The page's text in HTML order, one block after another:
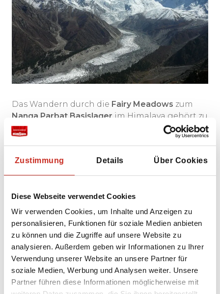
Zustimmung Details Über Cookies
Diese Webseite verwendet Cookies
Wir verwenden Cookies, um Inhalte und Anzeigen zu
personalisieren, Funktionen für soziale Medien anbieten
zu können und die Zugriffe auf unsere Website zu
analysieren. Außerdem geben wir Informationen zu Ihrer
Verwendung unserer Website an unsere Partner für
soziale Medien, Werbung und Analysen weiter. Unsere
Partner führen diese Informationen möglicherweise mit
Das Wandern durch die Fairy Meadows zum
Nanga Parbat Basislager im Himalaya gehört zu
den beliebtesten und zugänglichsten
Trekkingtouren des Landes, und das aus gutem
auf Nanga Parbat, einen der höchsten Berge
des Landes mit 8.125 m, ohne eine mehrtägige
Meadows liegen in einer grünen, üppigen
Ebene, von der aus Sie einen beeindruckenden
Blick auf Nanga Parbat haben. Das Nanga
Parbat Basislager ist überraschend gut
erreichbar, da es sich „nur“ 4 Stunden Fußweg
von den Fairy Meadows entfernt befindet. Der
Weg führt durch einen Alpenwald zu einer
beeindruckenden Gletscherlandschaft. Wenn
Sie in Pakistan unterwegs sind, ist ein Besuch